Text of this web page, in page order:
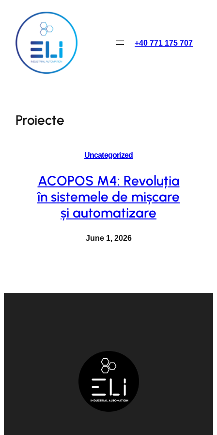
content
+40 771 175 707
Proiecte
Uncategorized
ACOPOS M4: Revoluția
în sistemele de mișcare
și automatizare
June 1, 2026